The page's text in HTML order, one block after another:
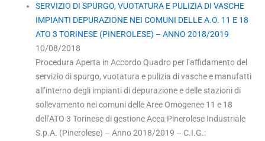
SERVIZIO DI SPURGO, VUOTATURA E PULIZIA DI VASCHE
IMPIANTI DEPURAZIONE NEI COMUNI DELLE A.O. 11 E 18
ATO 3 TORINESE (PINEROLESE) – ANNO 2018/2019
10/08/2018
Procedura Aperta in Accordo Quadro per l’affidamento del
servizio di spurgo, vuotatura e pulizia di vasche e manufatti
all’interno degli impianti di depurazione e delle stazioni di
sollevamento nei comuni delle Aree Omogenee 11 e 18
dell’ATO 3 Torinese di gestione Acea Pinerolese Industriale
S.p.A. (Pinerolese) – Anno 2018/2019 – C.I.G.: